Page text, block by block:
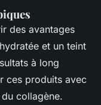
des avantages
et un teint
à long
ces produits avec
collagène.